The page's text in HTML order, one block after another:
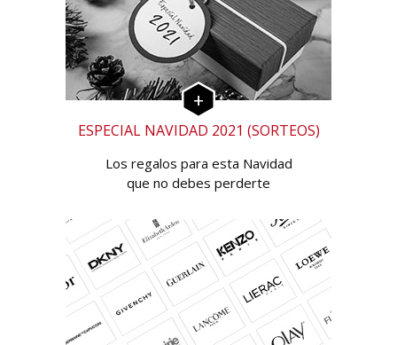
ESPECIAL NAVIDAD 2021 (SORTEOS)
Los regalos para esta Navidad
que no debes perderte